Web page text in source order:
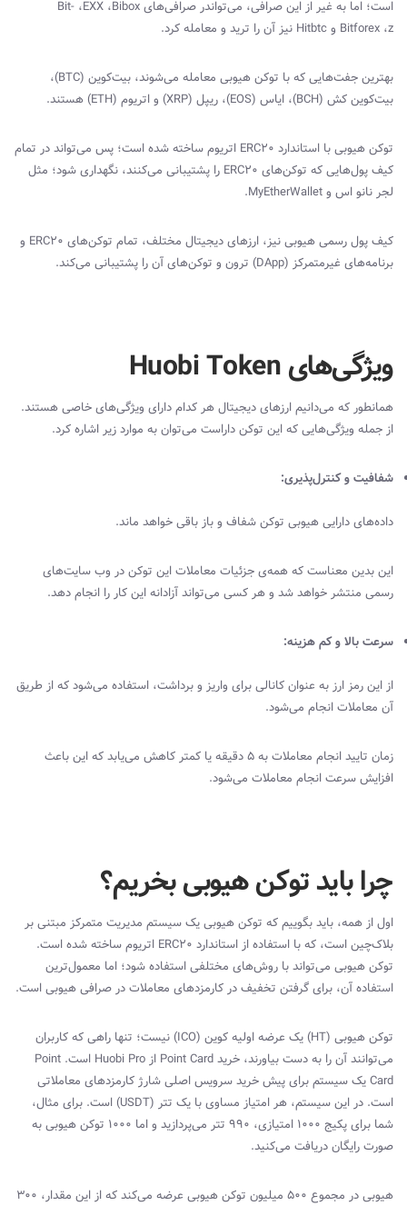
است؛ اما به غیر از این صرافی، می‌تواندر صرافی‌هایBibox، EXX، Bit-
z، Bitforex وHitbtc نیز آن را ترید و معامله کرد.
بهترین جفت‌هایی که با توکن هیوبی معامله می‌شوند، بیت‌کوین (BTC)،
بیت‌کوین کش (BCH)، ایاس (EOS)، ریپل (XRP) و اتریوم (ETH) هستند.
توکن هیوبی با استاندارد ERC20‌ اتریوم ساخته شده است؛ پس می‌تواند در تمام
کیف پول‌هایی که توکن‌های ERC20‌ را پشتیبانی می‌کنند، نگهداری شود؛ مثل
لجر نانو اس وMyEtherWallet
.
کیف پول رسمی هیوبی نیز، ارزهای دیجیتال مختلف، تمام توکن‌های ERC20 و
برنامه‌های غیرمتمرکز (DApp) ترون و توکن‌های آن را پشتیبانی می‌کند.
ویژگی‌های Huobi Token
همانطور که می‌دانیم ارزهای دیجیتال هر کدام دارای ویژگی‌های خاصی هستند.
از جمله ویژگی‌هایی که این توکن داراست می‌توان به موارد زیر اشاره کرد.
شفافیت و کنترل‌پذیری:
داده‌های دارایی هیوبی توکن شفاف و باز باقی خواهد ماند.
این بدین معناست که همه‌ی جزئیات معاملات این توکن در وب سایت‌های
رسمی منتشر خواهد شد و هر کسی می‌تواند آزادانه این کار را انجام دهد.
سرعت بالا و کم هزینه:
از این رمز ارز به عنوان کانالی برای واریز و برداشت، استفاده می‌شود که از طریق
آن معاملات انجام می‌شود.
زمان تایید انجام معاملات به 5 دقیقه یا کمتر کاهش می‌یابد که این باعث
افزایش سرعت انجام معاملات می‌شود.
چرا باید توکن هیوبی بخریم؟
اول از همه، باید بگوییم که توکن هیوبی یک سیستم مدیریت متمرکز مبتنی بر
بلاک‌چین است، که با استفاده از استاندارد ERC20 اتریوم ساخته شده است.
توکن هیوبی می‌تواند با روش‌های مختلفی استفاده شود؛ اما معمول‌ترین
استفاده آن، برای گرفتن تخفیف در کارمزدهای معاملات در صرافی هیوبی است.
توکن هیوبی (HT) یک عرضه اولیه کوین (ICO) نیست؛ تنها راهی که کاربران
می‌توانند آن را به دست بیاورند، خریدPoint Card از Huobi Pro است. Point
Cardیک سیستم برای پیش خرید سرویس اصلی شارژ کارمزدهای معاملاتی
است. در این سیستم، هر امتیاز مساوی با یک تتر (USDT) است. برای مثال،
شما برای پکیج ۱۰۰۰ امتیازی، ۹۹۰ تتر می‌پردازید و اما ۱۰۰۰ توکن هیوبی به
صورت رایگان دریافت می‌کنید.
هیوبی در مجموع ۵۰۰ میلیون توکن هیوبی عرضه می‌کند که از این مقدار، ۳۰۰